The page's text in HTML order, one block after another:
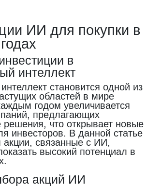
ИИ для покупки в
в
интеллект
становится одной из
областей в мире
годом увеличивается
предлагающих
решения, что открывает новые
инвесторов. В данной статье
связанные с ИИ,
высокий потенциал в
акций ИИ